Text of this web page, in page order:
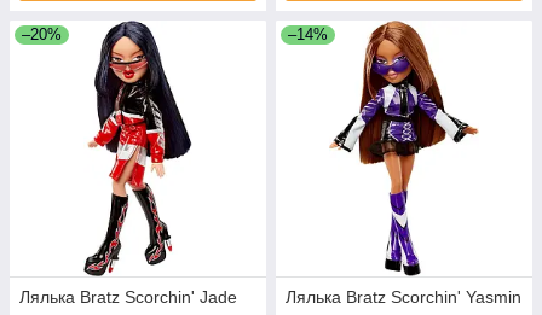
–20%
Лялька Bratz Scorchin' Jade
–14%
Лялька Bratz Scorchin' Yasmin